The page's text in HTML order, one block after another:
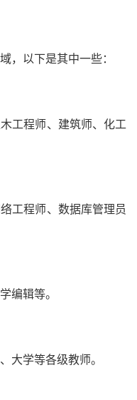
，以下是其中一些：
工程师、建筑师、化工
工程师、数据库管理员
编辑等。
大学等各级教师。